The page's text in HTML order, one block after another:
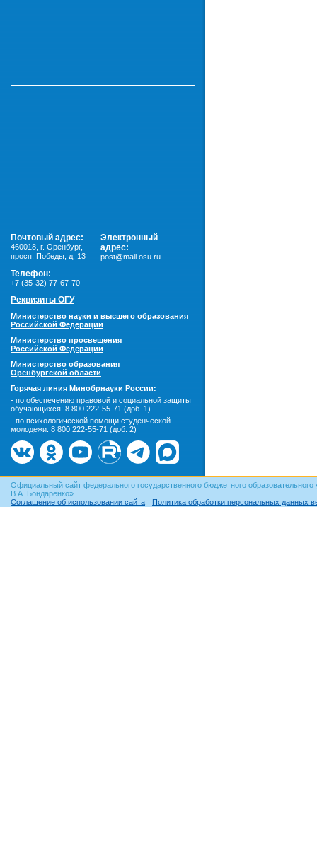
Почтовый адрес:
460018 г. Оренбург,
просп. Победы, д. 13
Электронный
адрес:
post@mail.osu.ru
Телефон:
+7 (35-32) 77-67-70
Реквизиты ОГУ
Министерство науки и высшего образования
Российской Федерации
Министерство просвещения
Российской Федерации
Министерство образования
Оренбургской области
Горячая линия Минобрнауки России:
- по обеспечению правовой и социальной защиты
обучающихся: 8 800 222-55-71 (доб. 1)
- по психологической помощи студенческой
молодежи: 8 800 222-55-71 (доб. 2)
Официальный сайт федерального государственного бюджетного
В.А. Бондаренко».
Соглашение об использовании сайта
Политика обработки персональных данных